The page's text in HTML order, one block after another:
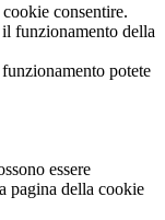
consentire.
funzionamento della
potete
essere
pagina della cookie